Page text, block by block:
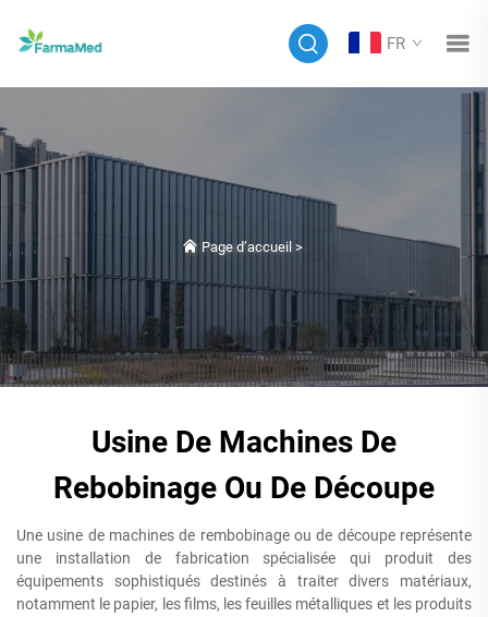
FR
Page d’accueil >
Usine De Machines De
Rebobinage Ou De Découpe
Une usine de machines de rembobinage ou de découpe représente
une installation de fabrication spécialisée qui produit des
équipements sophistiqués destinés à traiter divers matériaux,
notamment le papier, les films, les feuilles métalliques et les produits